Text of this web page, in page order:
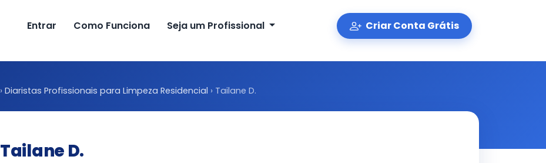
Entrar Como Funciona Seja um Profissional Criar Conta Grátis
› Diaristas Profissionais para Limpeza Residencial › Tailane D.
Tailane D.